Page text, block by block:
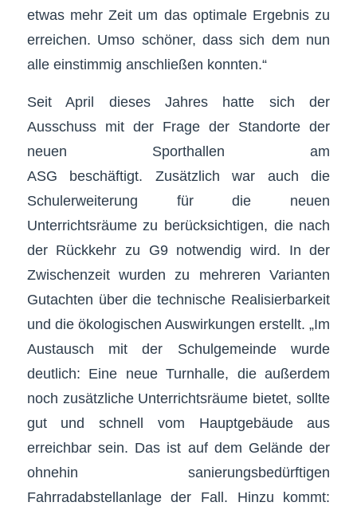
etwas mehr Zeit um das optimale Ergebnis zu
erreichen. Umso schöner, dass sich dem nun
alle einstimmig anschließen konnten.“
Seit April dieses Jahres hatte sich der
Ausschuss mit der Frage der Standorte der
neuen Sporthallen am
ASG beschäftigt. Zusätzlich war auch die
Schulerweiterung für die neuen
Unterrichtsräume zu berücksichtigen, die nach
der Rückkehr zu G9 notwendig wird. In der
Zwischenzeit wurden zu mehreren Varianten
Gutachten über die technische Realisierbarkeit
und die ökologischen Auswirkungen erstellt. „Im
Austausch mit der Schulgemeinde wurde
deutlich: Eine neue Turnhalle, die außerdem
noch zusätzliche Unterrichtsräume bietet, sollte
gut und schnell vom Hauptgebäude aus
erreichbar sein. Das ist auf dem Gelände der
ohnehin sanierungsbedürftigen
Fahrradabstellanlage der Fall. Hinzu kommt: